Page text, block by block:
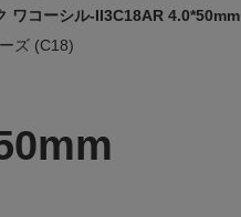
ワコーシル-II3C18AR 4.0*50mm
ズ (C18)